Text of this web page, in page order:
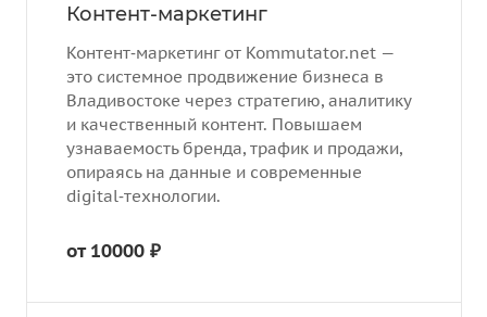
Контент-маркетинг
Контент‑маркетинг от Kommutator.net —
это системное продвижение бизнеса в
Владивостоке через стратегию, аналитику
и качественный контент. Повышаем
узнаваемость бренда, трафик и продажи,
опираясь на данные и современные
digital‑технологии.
от 10000 ₽